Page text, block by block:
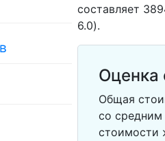
составляет
6.0).
Оценка
Общая
со средним
стоимости